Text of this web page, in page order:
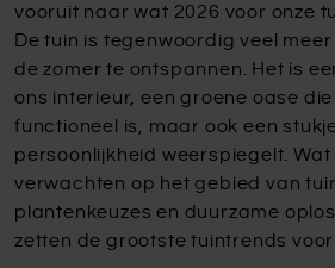
vooruit naar wat 2026 voor onze
De tuin is tegenwoordig veel
de zomer te ontspannen. Het is
ons interieur, een groene oase
functioneel is, maar ook een
persoonlijkheid weerspiegelt. Wat
verwachten op het gebied van
plantenkeuzes en duurzame
zetten de grootste tuintrends voor